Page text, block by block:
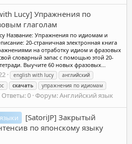
Lucy] Упражнения по
глаголам
Название: Упражнения по идиомам и
20-страничная электронная книга
на отработку идиом и фразовых
словарный запас с помощью этой 20-
Выучите 60 новых фразовых...
english with lucy
английский
скачать
упражнения по идиомам
Ответы: 0 Форум:Английский язык
[SatoriJP] Закрытый
по японскому языку